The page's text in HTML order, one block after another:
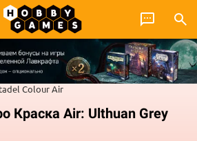
ColourAir
Краска Air: Ulthuan Grey